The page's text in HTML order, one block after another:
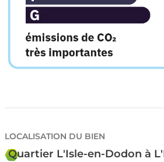
LOCALISATION DU BIEN
Quartier L'Isle-en-Dodon à